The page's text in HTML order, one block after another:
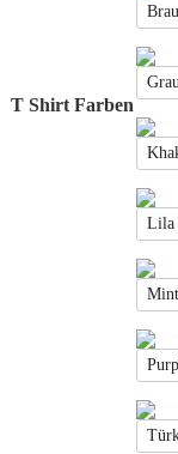
T Shirt Farben
Grau
Lila
Mint